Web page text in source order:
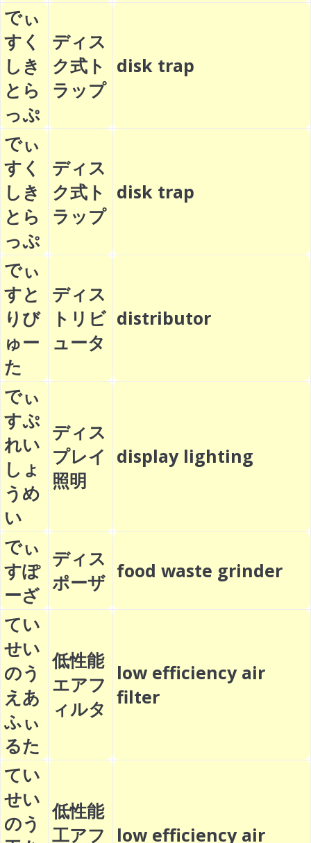
でぃ
すく
しき
とら
っぷ
ディス
ク式ト
ラップ
disk trap
でぃ
すく
しき
とら
っぷ
ディス
ク式ト
ラップ
disk trap
でぃ
すと
りび
ゅー
た
ディス
トリビ
ュータ
distributor
でぃ
すぷ
れい
しょ
うめ
い
ディス
プレイ
照明
display lighting
でぃ
すぽ
ーざ
ディス
ポーザ food waste grinder
てい
せい
のう
えあ
ふぃ
るた
低性能
エアフ
ィルタ
low efficiency air
filter
てい
せい
のう
低性能
工アフ
low efficiency air